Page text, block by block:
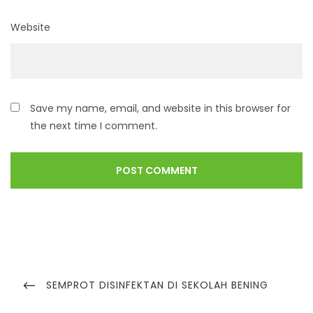
Website
Save my name, email, and website in this browser for
the next time I comment.
SEMPROT DISINFEKTAN DI SEKOLAH BENING